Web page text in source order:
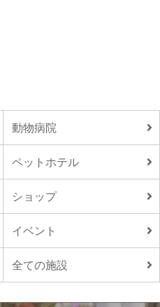
動物病院
ペットホテル
ショップ
イベント
全ての施設